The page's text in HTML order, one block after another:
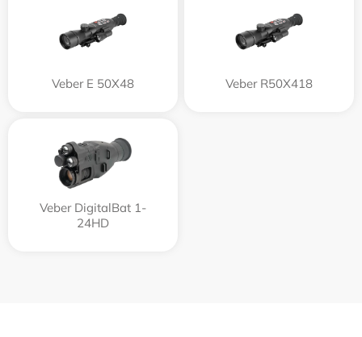
Veber E 50X48 Veber R50X418
Veber DigitalBat 1-
24HD